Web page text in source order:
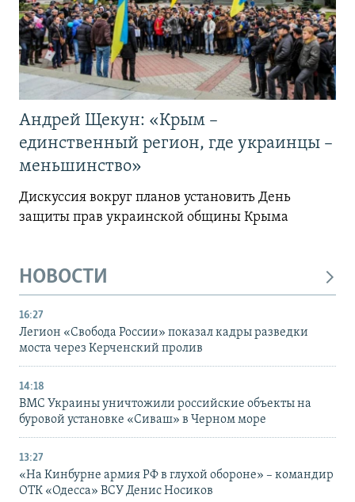
Андрей Щекун: «Крым –
единственный регион, где украинцы –
меньшинство»
Дискуссия вокруг планов установить День
защиты прав украинской общины Крыма
НОВОСТИ
16:27
Легион «Свобода России» показал кадры разведки
моста через Керченский пролив
14:18
ВМС Украины уничтожили российские объекты на
буровой установке «Сиваш» в Черном море
13:27
«На Кинбурне армия РФ в глухой обороне» – командир
ОТК «Одесса» ВСУ Денис Носиков